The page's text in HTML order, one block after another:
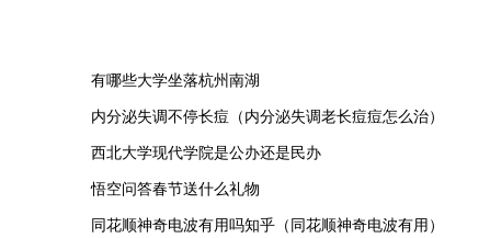
有哪些大学坐落杭州南湖
内分泌失调不停长痘（内分泌失调老长痘痘怎么治）
西北大学现代学院是公办还是民办
悟空问答春节送什么礼物
同花顺神奇电波有用吗知乎（同花顺神奇电波有用）